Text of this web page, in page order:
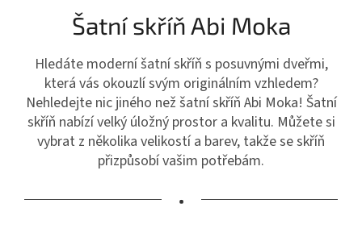
Šatní skříň Abi Moka
Hledáte moderní šatní skříň s posuvnými dveřmi,
která vás okouzlí svým originálním vzhledem?
Nehledejte nic jiného než šatní skříň Abi Moka! Šatní
skříň nabízí velký úložný prostor a kvalitu. Můžete si
vybrat z několika velikostí a barev, takže se skříň
přizpůsobí vašim potřebám.
•